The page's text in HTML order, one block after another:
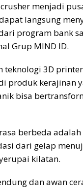
menjadi
langsung
program bank
Grup MIND ID.
teknologi 3D
produk kerajinan
bisa
berbeda
dari gelap
kilatan.
dan awan